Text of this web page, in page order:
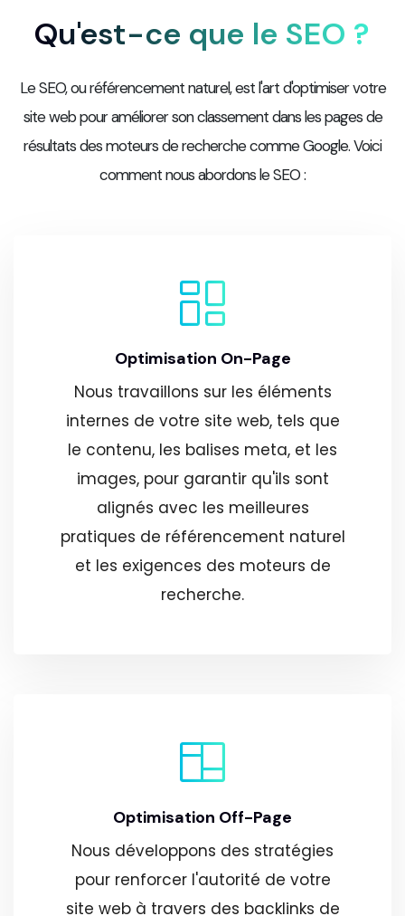
Qu'est-ce que le SEO ?
Le SEO, ou référencement naturel, est l'art d'optimiser votre
site web pour améliorer son classement dans les pages de
résultats des moteurs de recherche comme Google. Voici
comment nous abordons le SEO :
Optimisation On-Page
Nous travaillons sur les éléments
internes de votre site web, tels que
le contenu, les balises meta, et les
images, pour garantir qu'ils sont
alignés avec les meilleures
pratiques de référencement naturel
et les exigences des moteurs de
recherche.
Optimisation Off-Page
Nous développons des stratégies
pour renforcer l'autorité de votre
site web à travers des backlinks de